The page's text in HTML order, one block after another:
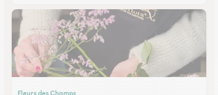
Fleurs des Champs